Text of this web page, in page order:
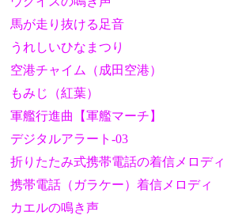
馬が走り抜ける足音
うれしいひなまつり
空港チャイム（成田空港）
もみじ（紅葉）
軍艦行進曲【軍艦マーチ】
デジタルアラート-03
折りたたみ式携帯電話の着信メロディ
携帯電話（ガラケー）着信メロディ
カエルの鳴き声